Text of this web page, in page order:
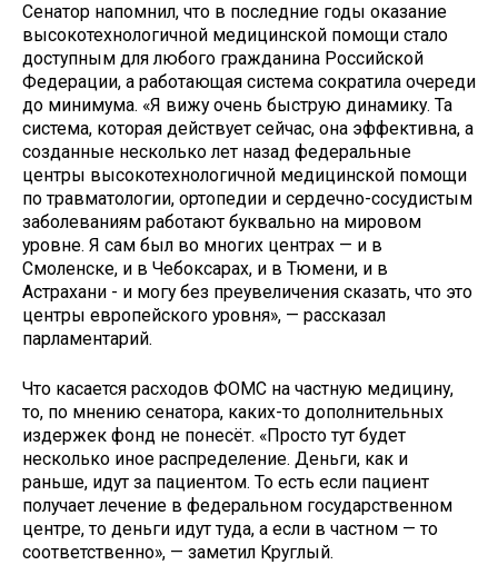
Сенатор напомнил, что в последние годы оказание
высокотехнологичной медицинской помощи стало
доступным для любого гражданина Российской
Федерации, а работающая система сократила очереди
до минимума. «Я вижу очень быструю динамику. Та
система, которая действует сейчас, она эффективна, а
созданные несколько лет назад федеральные
центры высокотехнологичной медицинской помощи
по травматологии, ортопедии и сердечно-сосудистым
заболеваниям работают буквально на мировом
уровне. Я сам был во многих центрах — и в
Смоленске, и в Чебоксарах, и в Тюмени, и в
Астрахани - и могу без преувеличения сказать, что это
центры европейского уровня», — рассказал
парламентарий.
Что касается расходов ФОМС на частную медицину,
то, по мнению сенатора, каких-то дополнительных
издержек фонд не понесёт. «Просто тут будет
несколько иное распределение. Деньги, как и
раньше, идут за пациентом. То есть если пациент
получает лечение в федеральном государственном
центре, то деньги идут туда, а если в частном — то
соответственно», — заметил Круглый.